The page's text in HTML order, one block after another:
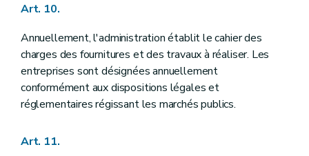
Art. 10.
Annuellement, l'administration établit le cahier des
charges des fournitures et des travaux à réaliser. Les
entreprises sont désignées annuellement
conformément aux dispositions légales et
réglementaires régissant les marchés publics.
Art. 11.